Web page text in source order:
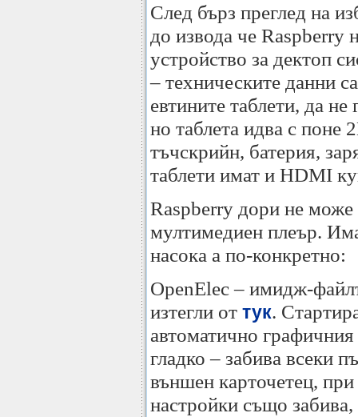
След бърз преглед на
до извода че Raspberry
устройство за дектоп
– техническите данни
евтините таблети, да
но таблета идва с поне
тъчскрийн, батерия,
таблети имат и HDMI
Raspberry дори не може
мултимедиен плеър.
насока а по-конкретно:
OpenElec – имидж-
изтегли от тук.
автоматично
гладко – забива всеки
външен карточетец,
настройки също